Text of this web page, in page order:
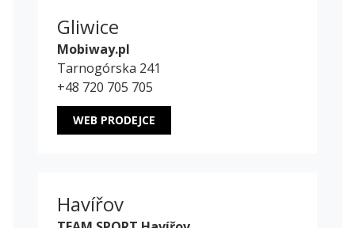
Gliwice
Mobiway.pl
Tarnogórska 241
+48 720 705 705
WEB PRODEJCE
Havířov